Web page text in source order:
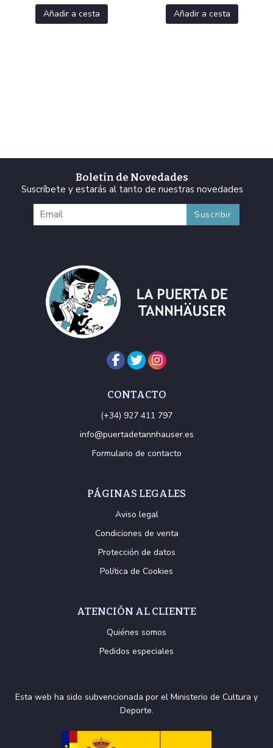
Añadir a cesta Añadir a cesta
Boletín de Novedades
Suscríbete y estarás al tanto de nuestras novedades
CONTACTO
(+34) 927 411 797
info@puertadetannhauser.es
Formulario de contacto
PÁGINAS LEGALES
Aviso legal
Condiciones de venta
Protección de datos
Política de Cookies
ATENCIÓN AL CLIENTE
Quiénes somos
Pedidos especiales
Esta web ha sido subvencionada por el Ministerio de Cultura y
Deporte.